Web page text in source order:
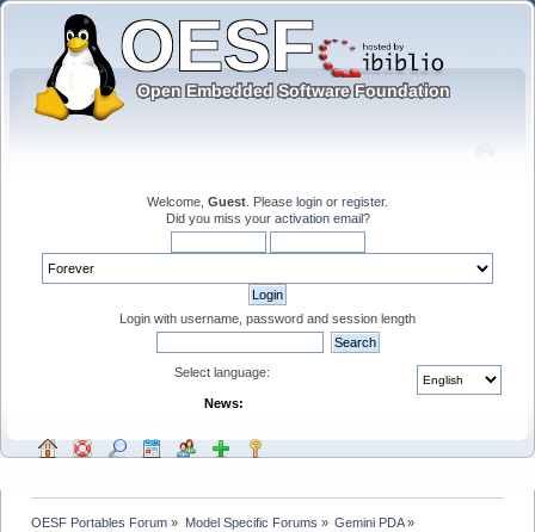
Welcome, Guest . Please login or register.
Did you miss your activation email?
Login with username, password and session length
Select language:
News:
OESF Portables Forum » Model Specific Forums » Gemini PDA»